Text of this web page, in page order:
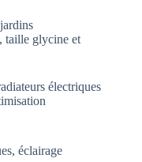
taille glycine et
électriques
éclairage